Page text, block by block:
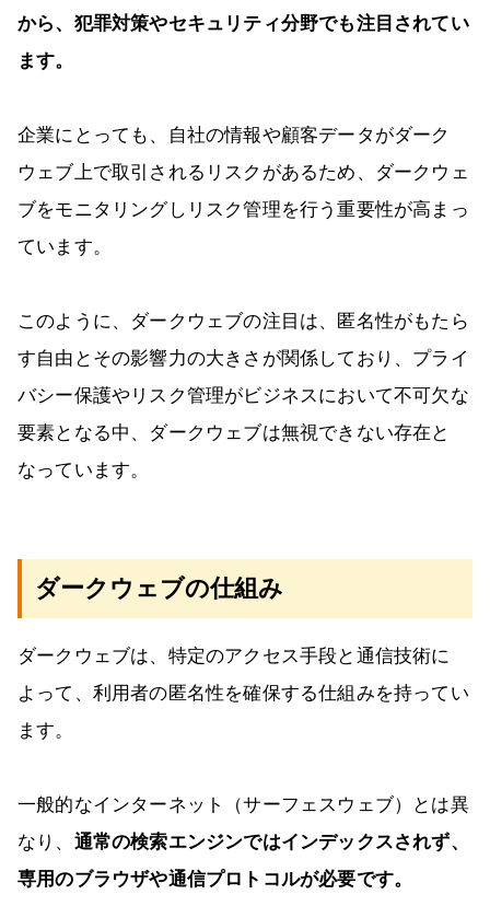
から、犯罪対策やセキュリティ分野でも注目されてい
ます。
企業にとっても、自社の情報や顧客データがダーク
ウェブ上で取引されるリスクがあるため、ダークウェ
ブをモニタリングしリスク管理を行う重要性が高まっ
ています。
このように、ダークウェブの注目は、匿名性がもたら
す自由とその影響力の大きさが関係しており、プライ
バシー保護やリスク管理がビジネスにおいて不可欠な
要素となる中、ダークウェブは無視できない存在と
なっています。
ダークウェブの仕組み
ダークウェブは、特定のアクセス手段と通信技術に
よって、利用者の匿名性を確保する仕組みを持ってい
ます。
一般的なインターネット（サーフェスウェブ）とは異
なり、 通常の検索エンジンではインデックスされず、
専用のブラウザや通信プロトコルが必要です。